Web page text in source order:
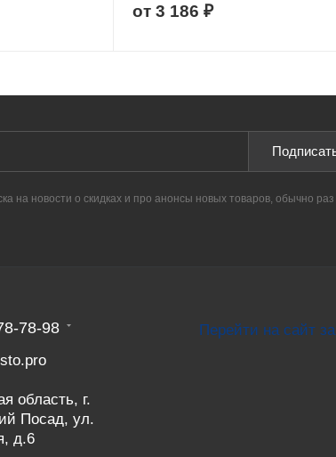
от 3 186 ₽
на новости о скидках и про анонсы новых товаров, обычно
78-98
область, г.
Посад, ул.
д.6
Перейти на сайт